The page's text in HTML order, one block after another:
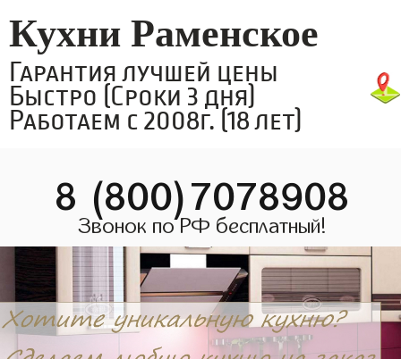
Кухни Раменское
Гарантия лучшей цены
Быстро (Сроки 3 дня)
Работаем с 2008г. (18 лет)
8 (800)7078908
Звонок по РФ бесплатный!